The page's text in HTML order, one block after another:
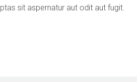
sit aspernatur aut odit aut fugit.